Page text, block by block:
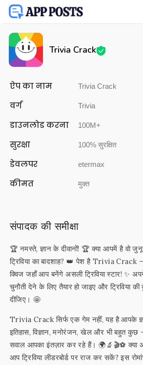
Trivia Crack
ऐप का नाम Trivia Crack
वर्ग Trivia
डाउनलोड करना 100M+
सुरक्षा 100% सुरक्षित
डेवलपर etermax
कीमत मुक्त
संपादक की समीक्षा
🏆 नमस्ते, ज्ञान के दीवानों! 🏆 क्या आपमें है वो
ट्रिविया का बादशाह? 👑 पेश है Trivia Crack –
क्विज जहाँ आप बनेंगे असली ट्रिविया स्टार! ✨
चुनौती देने के लिए तैयार हो जाइए और ट्रिविया की
दीजिए। 🤩
Trivia Crack सिर्फ एक गेम नहीं, यह है आपके
इतिहास, विज्ञान, मनोरंजन, खेल और भी बहुत
सवाल आपका इंतज़ार कर रहे हैं। 🌍🔬🎬⚽️ क्या
आप ट्रिविया लीडरबोर्ड पर राज कर सकें? इस